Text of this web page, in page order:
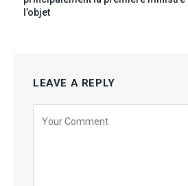
l’objet
LEAVE A REPLY